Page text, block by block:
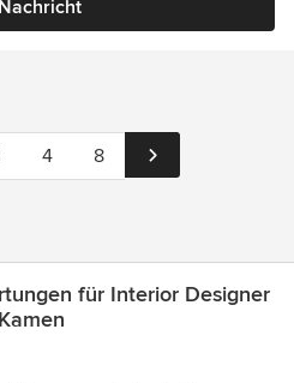
Nachricht
4 8
für Interior Designer